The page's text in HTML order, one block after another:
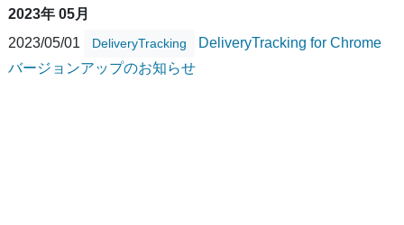
2023年 05月
2023/05/01
DeliveryTracking
DeliveryTracking for Chrome
バージョンアップのお知らせ